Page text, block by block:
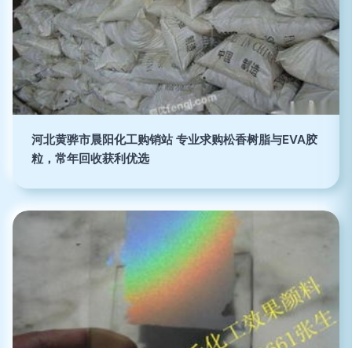
河北黄骅市晨阳化工购销站 专业求购松香树脂与EVA胶
粒，常年回收获利优选